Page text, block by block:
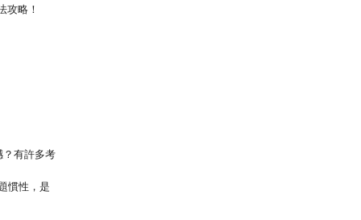
攻略！
？有許多考
慣性，是